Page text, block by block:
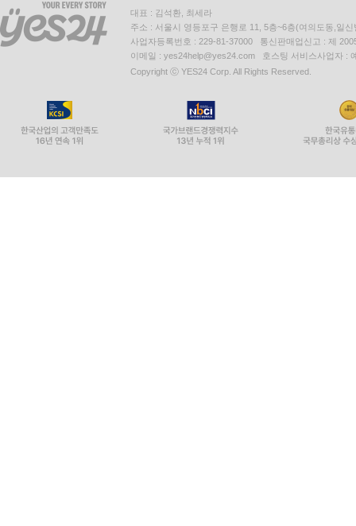
대표 : 김석환, 최세라
주소 : 서울시 영등포구 은행로 11, 5층~6층(여의도동,일신
사업자등록번호 : 229-81-37000 통신판매업신고 : 제
이메일 : yes24help@yes24.com 호스팅 서비스사업자 :
Copyright ⓒ YES24 Corp. All Rights Reserved.